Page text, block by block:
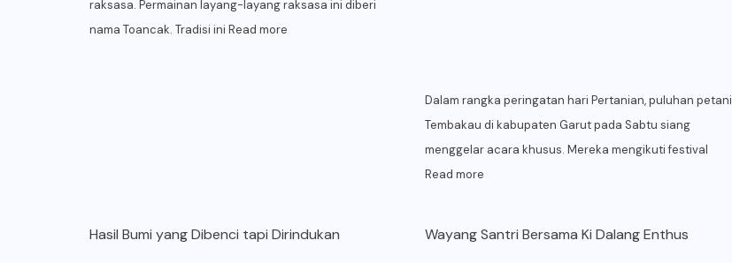
raksasa. Permainan layang-layang raksasa ini diberi
nama Toancak. Tradisi ini Read more
Dalam rangka peringatan hari Pertanian, puluhan petani
Tembakau di kabupaten Garut pada Sabtu siang
menggelar acara khusus. Mereka mengikuti festival
Read more
Hasil Bumi yang Dibenci tapi Dirindukan Wayang Santri Bersama Ki Dalang Enthus